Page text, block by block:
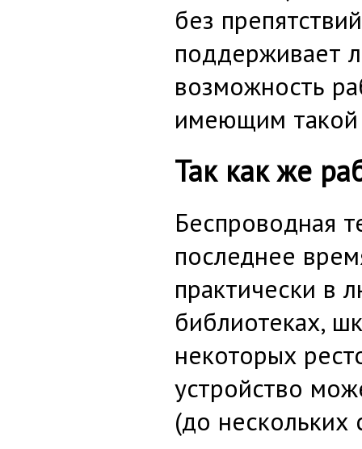
без
поддерживает
возможность
имеющим такой
Так как же
Беспроводная
последнее
практически в
библиотеках,
некоторых
устройство
(до нескольких